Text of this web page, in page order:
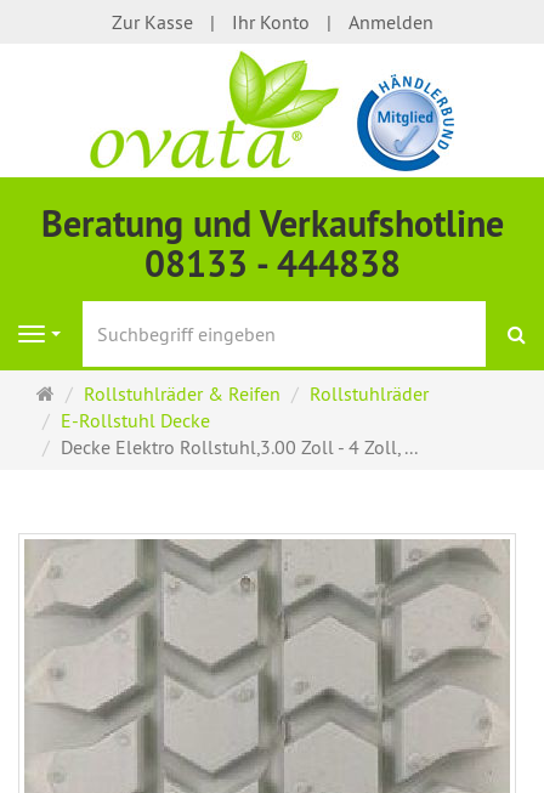
Zur Kasse Ihr Konto Anmelden
Beratung und Verkaufshotline
08133 - 444838
Navigation
Startseite
Rollstuhlräder & Reifen
Rollstuhlräder
E-Rollstuhl Decke
Decke Elektro Rollstuhl,3.00 Zoll - 4 Zoll, ...